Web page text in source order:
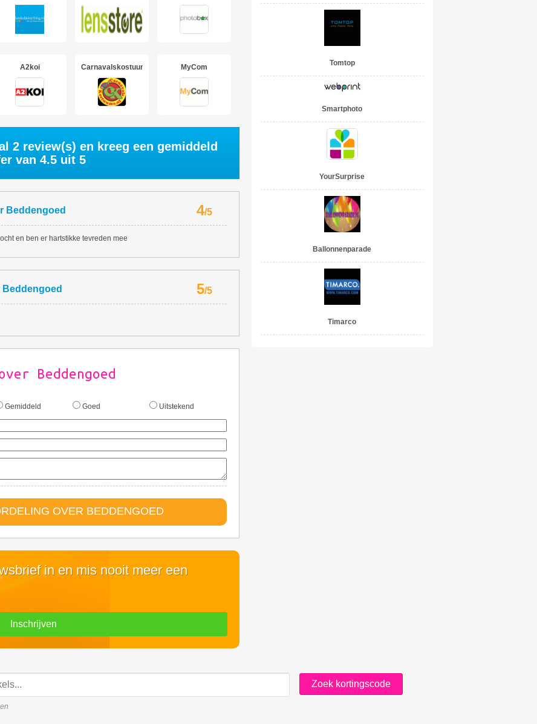
A2koi Carnavalskostuums MyCom
2review(s) en kreeg een gemiddeld
van 4.5 uit 5
Beddengoed 4/5
en ben er hartstikke tevreden mee
Beddengoed 5/5
Beddengoed
Gemiddeld Goed Uitstekend
OVER BEDDENGOED
in en mis nooit meer een
Inschrijven
Tomtop
Smartphoto
YourSurprise
Ballonnenparade
Timarco